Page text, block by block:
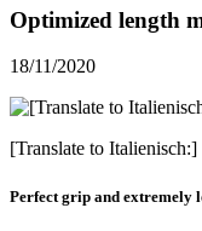
Optimized length
18/11/2020
[Translate to Italienisch:]
Perfect grip and extremely